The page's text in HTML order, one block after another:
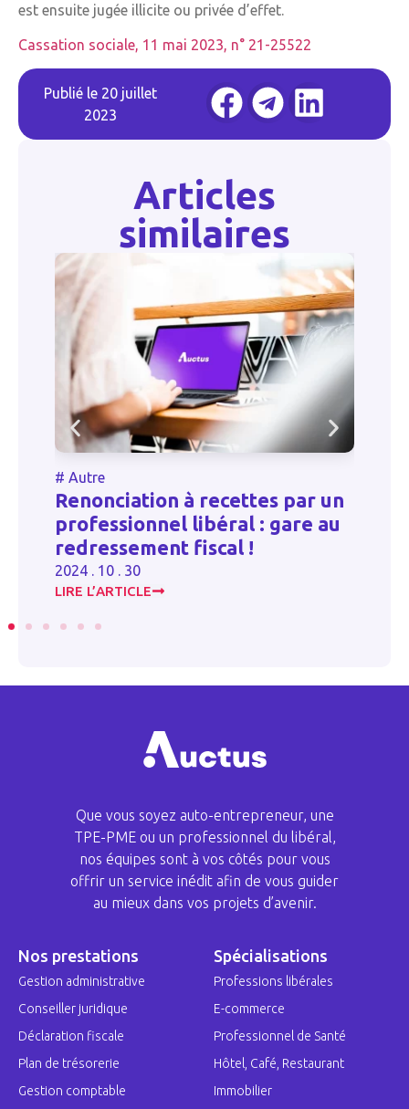
est ensuite jugée illicite ou privée d’effet.
Cassation sociale, 11 mai 2023, n° 21-25522
Publié le 20 juillet
2023
Articles
similaires
# Autre
Renonciation à recettes par un
professionnel libéral : gare au
redressement fiscal !
2024 . 10 . 30
LIRE L’ARTICLE
Que vous soyez auto-entrepreneur, une
TPE-PME ou un professionnel du libéral,
nos équipes sont à vos côtés pour vous
offrir un service inédit afin de vous guider
au mieux dans vos projets d’avenir.
Nos prestations
Gestion administrative
Conseiller juridique
Déclaration fiscale
Plan de trésorerie
Gestion comptable
Spécialisations
Professions libérales
E-commerce
Professionnel de Santé
Hôtel, Café, Restaurant
Immobilier